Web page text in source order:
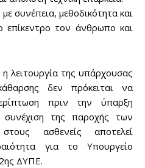
συνέπεια, μεθοδικότητα και
επίκεντρο τον άνθρωπο και
λειτουργία της υπάρχουσας
δεν πρόκειται να
πριν την ύπαρξη
της παροχής των
ασθενείς αποτελεί
για το Υπουργείο
2ης ΔΥΠΕ.